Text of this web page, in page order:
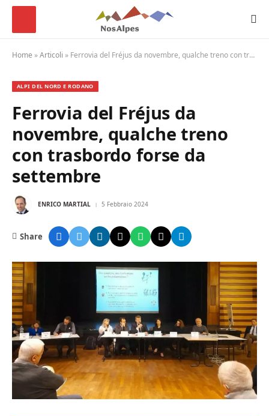
Home »Articoli » Ferrovia del Fréjus da novembre, qualche treno con trasbordo forse da settembre
ALPI DEL NORD E RODANO
Ferrovia del Fréjus da
novembre, qualche treno
con trasbordo forse da
settembre
ENRICO MARTIAL 5 Febbraio 2024
Share